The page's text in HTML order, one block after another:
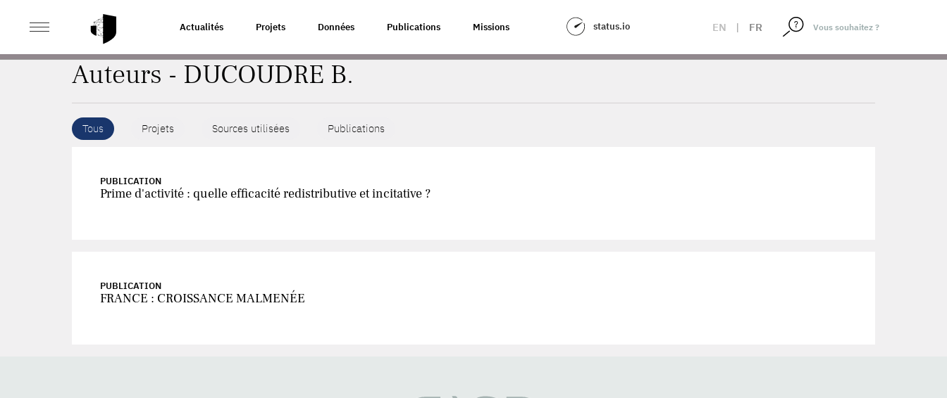
Actualités Projets Données Publications Missions status.io EN | FR
ACCUEIL
Auteurs - DUCOUDRE B.
Tous Projets Sources utilisées Publications
PUBLICATION
Prime d'activité : quelle efficacité redistributive et incitative ?
PUBLICATION
FRANCE : CROISSANCE MALMENÉE